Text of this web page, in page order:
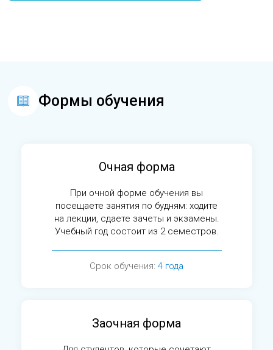
Формы обучения
Очная форма
При очной форме обучения вы
посещаете занятия по будням: ходите
на лекции, сдаете зачеты и экзамены.
Учебный год состоит из 2 семестров.
Срок обучения: 4 года
Заочная форма